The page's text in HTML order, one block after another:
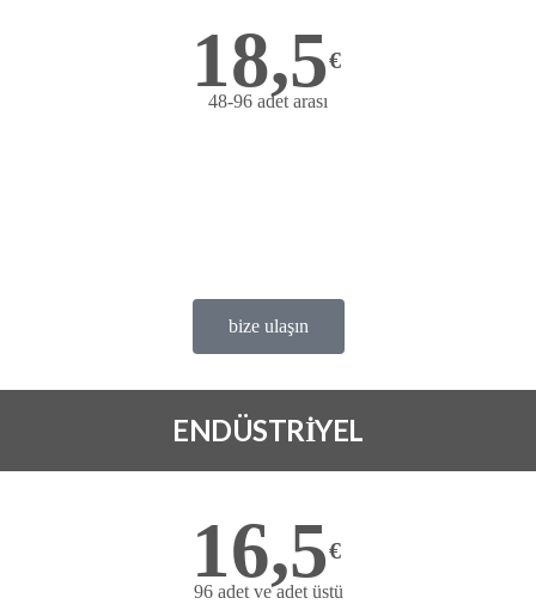
18,5€
48-96 adet arası
bize ulaşın
ENDÜSTRİYEL
16,5€
96 adet ve adet üstü